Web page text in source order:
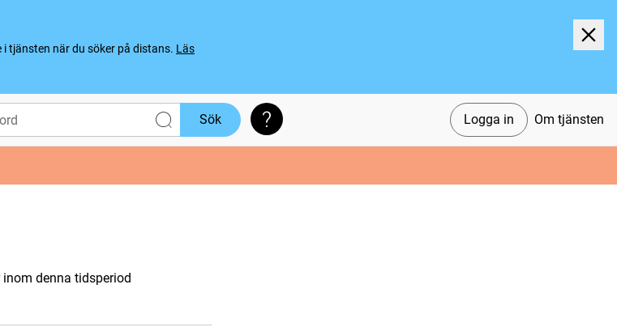
tjänsten när du söker på distans. Läs
Logga in Om tjänsten
Sök Söktips
denna tidsperiod